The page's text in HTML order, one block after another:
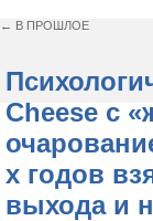
← В ПРОШЛОЕ
Cheese с
х годов
выхода и